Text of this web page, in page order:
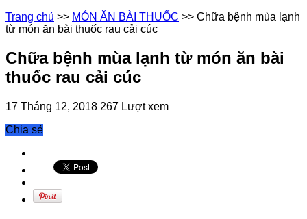
Trang chủ >> MÓN ĂN BÀI THUỐC >> Chữa bệnh mùa lạnh
từ món ăn bài thuốc rau cải cúc
Chữa bệnh mùa lạnh từ món ăn bài
thuốc rau cải cúc
17 Tháng 12, 2018 267 Lượt xem
Chia sẻ